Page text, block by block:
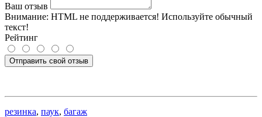
Ваш отзыв
Внимание: HTML не поддерживается! Используйте обычный
текст!
Рейтинг
Отправить свой отзыв
резинка, паук, багаж